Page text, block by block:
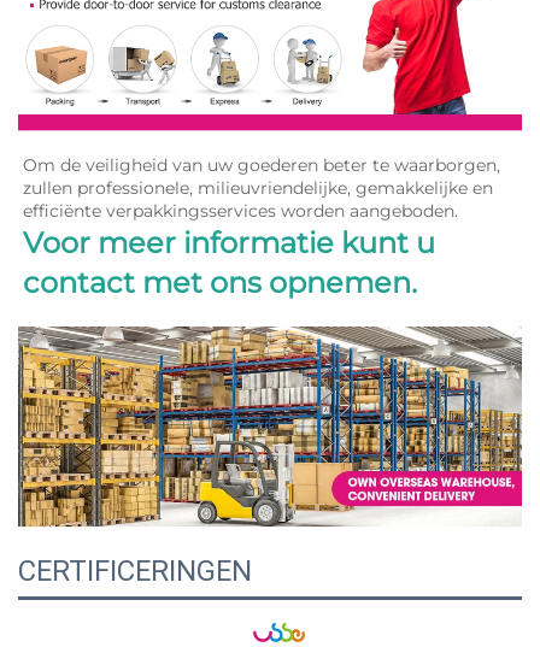
Om de veiligheid van uw goederen beter te waarborgen,
zullen professionele, milieuvriendelijke, gemakkelijke en
Voor meer informatie kunt u
contact met ons opnemen.
CERTIFICERINGEN